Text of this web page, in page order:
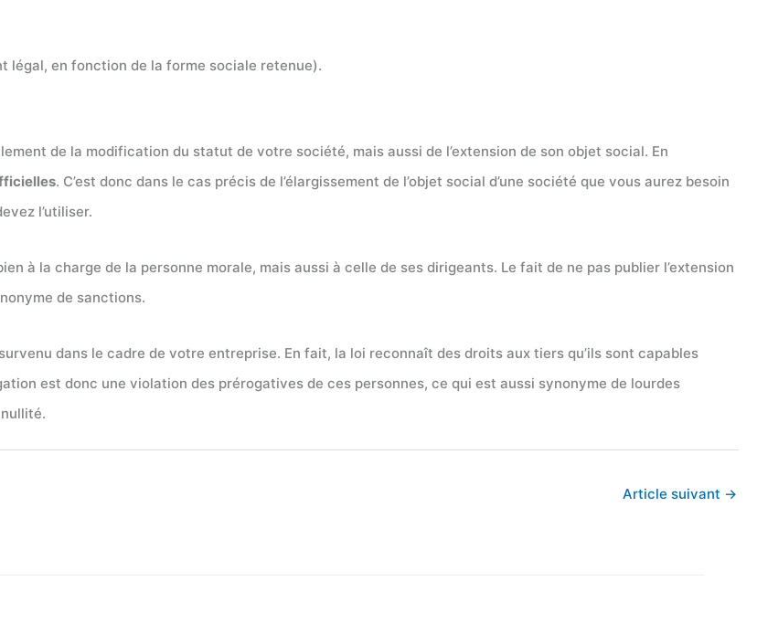
légal, en fonction de la forme sociale retenue).
de la modification du statut de votre société, mais aussi de l’extension de son objet social. En
. C’est donc dans le cas précis de l’élargissement de l’objet social d’une société que vous aurez besoin
l’utiliser.
à la charge de la personne morale, mais aussi à celle de ses dirigeants. Le fait de ne pas publier l’extension
de sanctions.
dans le cadre de votre entreprise. En fait, la loi reconnaît des droits aux tiers qu’ils sont capables
est donc une violation des prérogatives de ces personnes, ce qui est aussi synonyme de lourdes
Article suivant →